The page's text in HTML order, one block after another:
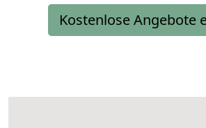
Kostenlose Angebote